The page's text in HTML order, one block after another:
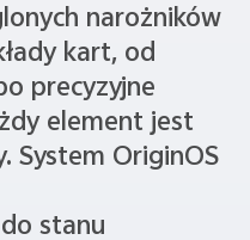
narożników
kart, od
precyzyjne
element jest
System OriginOS
stanu